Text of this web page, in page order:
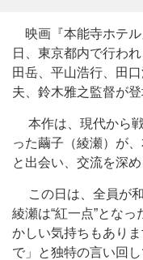
映画『本能寺ホテル
日、東京都内で行わ
田岳、平山浩行、田
夫、鈴木雅之監督が登
本作は、現代から戦
った繭子（綾瀬）が
と出会い、交流を深
この日は、全員が
綾瀬は“紅一点”とな
かしい気持ちもあり
で」と独特の言い回